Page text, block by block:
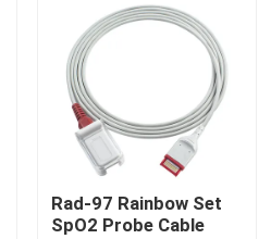
Rad-97 Rainbow Set
SpO2 Probe Cable